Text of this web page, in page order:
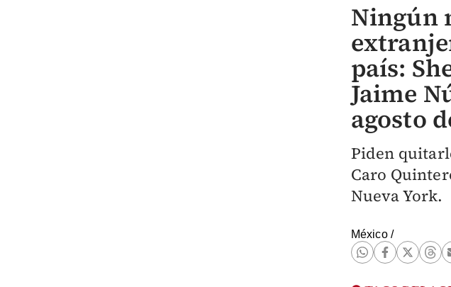
Ningún
país:
Jaime
agosto
Piden
Caro
Nueva York.
México/